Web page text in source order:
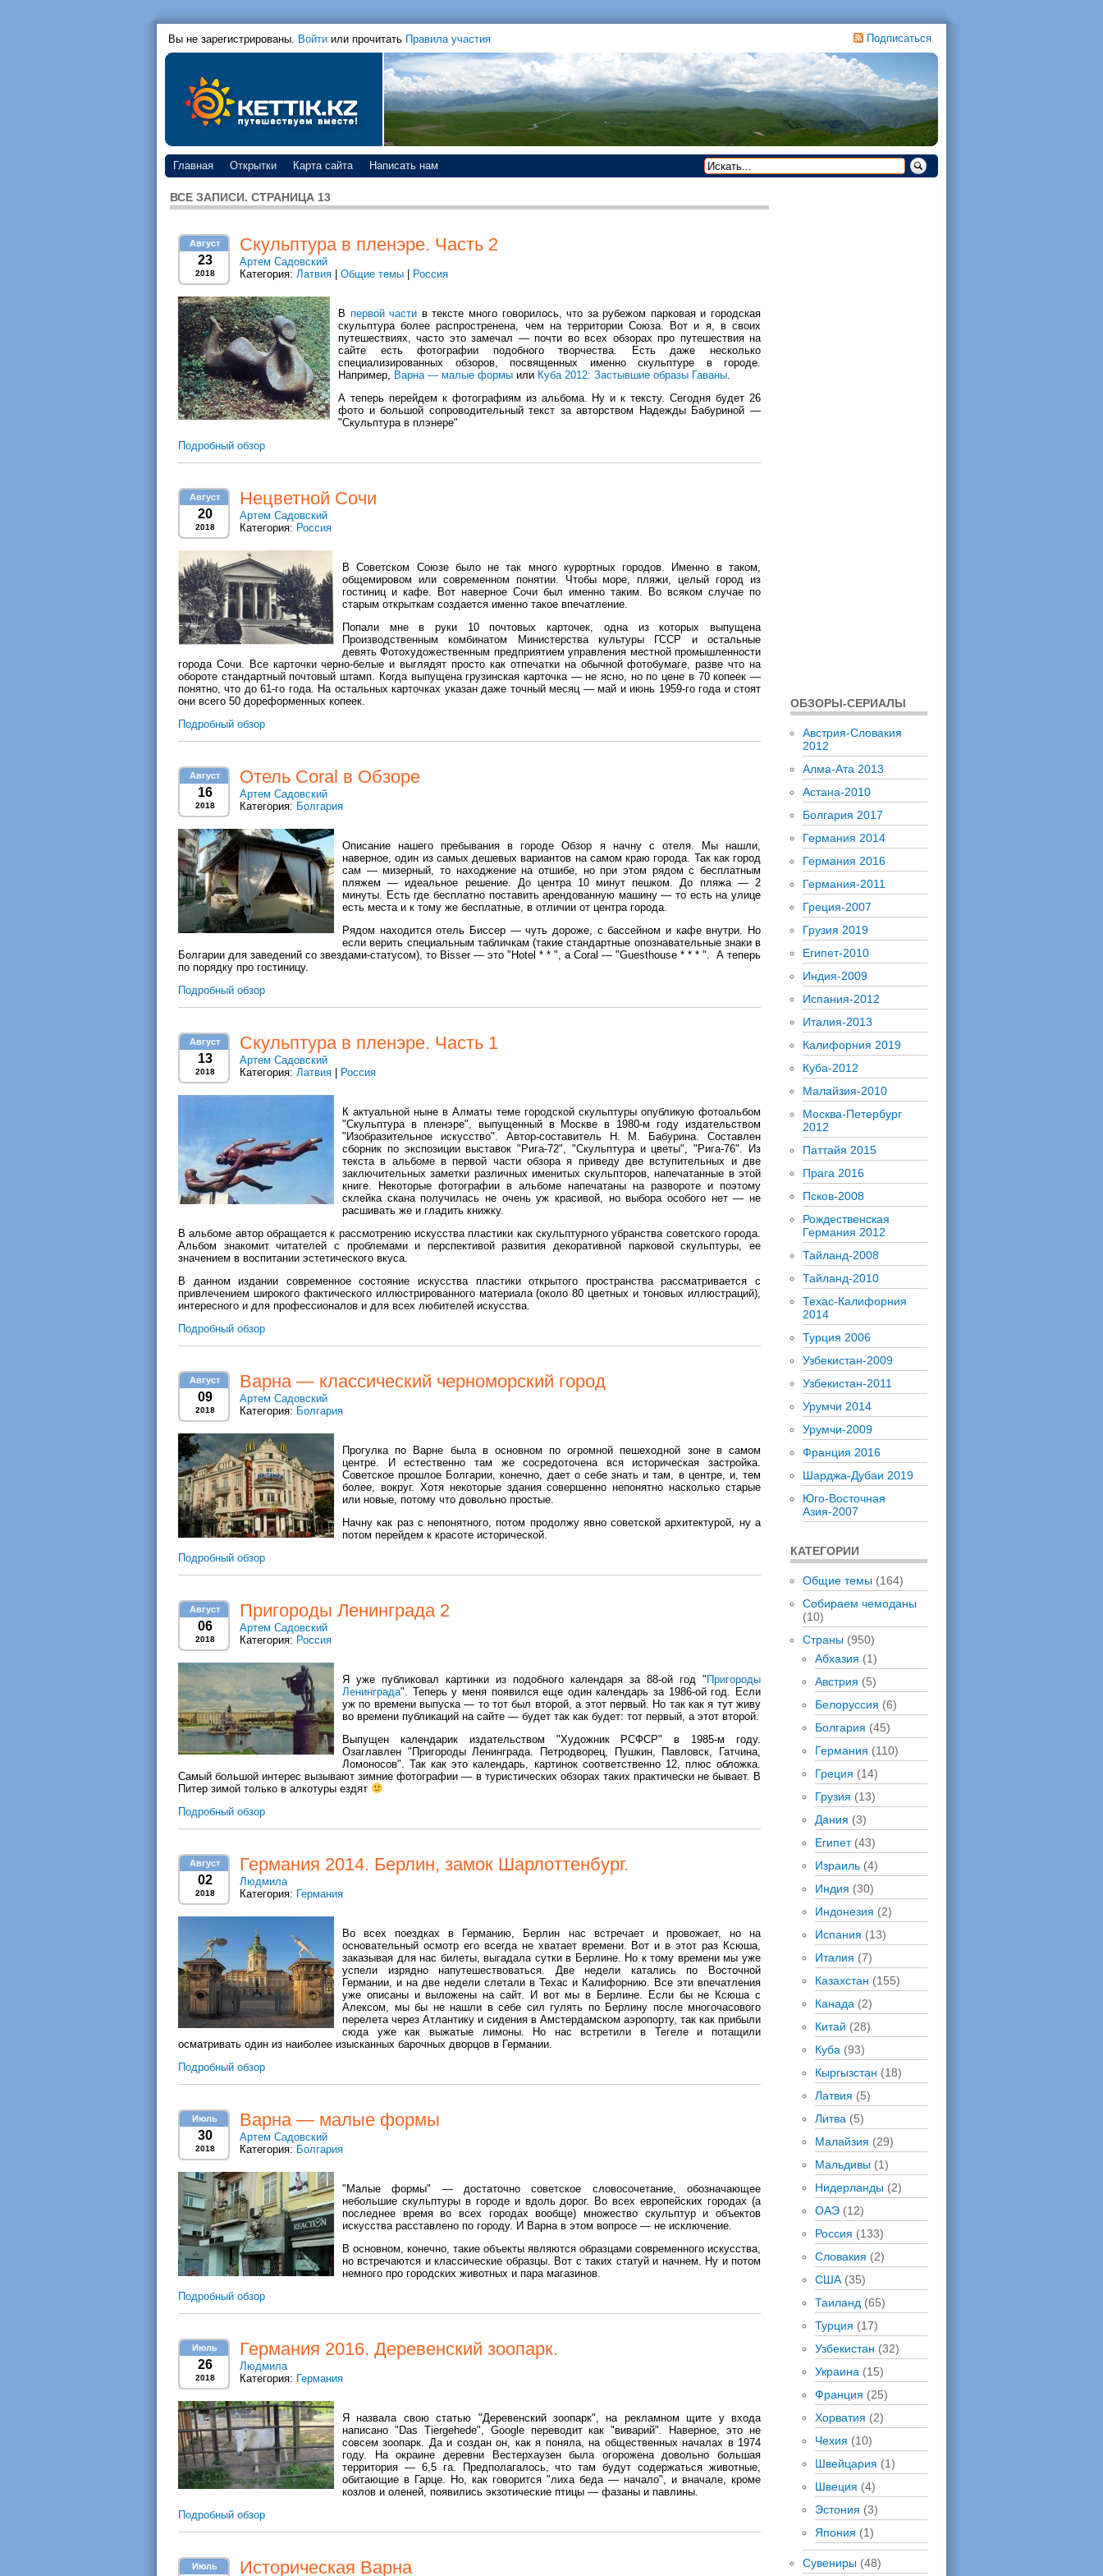
Вы не зарегистрированы. Войти или прочитать Правила участия Подписаться
Главная Открытки Карта сайта Написать нам
ВСЕ ЗАПИСИ. СТРАНИЦА 13
Август
23
2018
Скульптура в пленэре. Часть 2
Артем Садовский
Категория: Латвия Общие темы Россия
В первой части в тексте много говорилось, что за рубежом парковая и городская
скульптура более распростренена, чем на территории Союза. Вот и я, в своих
путешествиях, часто это замечал — почти во всех обзорах про путешествия на
сайте есть фотографии подобного творчества. Есть даже несколько
специализированных обзоров, посвященных именно скульптуре в городе.
Например, Варна — малые формы или Куба 2012: Застывшие образы Гаваны.
А теперь перейдем к фотографиям из альбома. Ну и к тексту. Сегодня будет 26
фото и большой сопроводительный текст за авторством Надежды Бабуриной —
"Скульптура в плэнере"
Подробный обзор
Август
20
2018
Нецветной Сочи
Артем Садовский
Категория: Россия
В Советском Союзе было не так много курортных городов. Именно в таком,
общемировом или современном понятии. Чтобы море, пляжи, целый город из
гостиниц и кафе. Вот наверное Сочи был именно таким. Во всяком случае по
старым открыткам создается именно такое впечатление.
Попали мне в руки 10 почтовых карточек, одна из которых выпущена
Производственным комбинатом Министерства культуры ГССР и остальные
девять Фотохудожественным предприятием управления местной промышленности
города Сочи. Все карточки черно-белые и выглядят просто как отпечатки на обычной фотобумаге, разве что на
обороте стандартный почтовый штамп. Когда выпущена грузинская карточка — не ясно, но по цене в 70 копеек —
понятно, что до 61-го года. На остальных карточках указан даже точный месяц — май и июнь 1959-го года и стоят
они всего 50 дореформенных копеек.
Подробный обзор
Август
16
2018
Отель Coral в Обзоре
Артем Садовский
Категория: Болгария
Описание нашего пребывания в городе Обзор я начну с отеля. Мы нашли,
наверное, один из самых дешевых вариантов на самом краю города. Так как город
сам — мизерный, то находжение на отшибе, но при этом рядом с бесплатным
пляжем — идеальное решение. До центра 10 минут пешком. До пляжа — 2
минуты. Есть где бесплатно поставить арендованную машину — то есть на улице
есть места и к тому же бесплатные, в отличии от центра города.
Рядом находится отель Биссер — чуть дороже, с бассейном и кафе внутри. Но
если верить специальным табличкам (такие стандартные опознавательные знаки в
Болгарии для заведений со звездами-статусом), то Bisser — это "Hotel * * ", а Coral — "Guesthouse * * * ". А теперь
по порядку про гостиницу.
Подробный обзор
Август
13
2018
Скульптура в пленэре. Часть 1
Артем Садовский
Категория: Латвия Россия
К актуальной ныне в Алматы теме городской скульптуры опубликую фотоальбом
"Скульптура в пленэре", выпущенный в Москве в 1980-м году издательством
"Изобразительное искусство". Автор-составитель Н. М. Бабурина. Составлен
сборник по экспозиции выставок "Рига-72", "Скульптура и цветы", "Рига-76". Из
текста в альбоме в первой части обзора я приведу две вступительных и две
заключительных заметки различных именитых скульпторов, напечатанные в этой
книге. Некоторые фотографии в альбоме напечатаны на развороте и поэтому
склейка скана получилась не очень уж красивой, но выбора особого нет — не
расшивать же и гладить книжку.
В альбоме автор обращается к рассмотрению искусства пластики как скульптурного убранства советского города.
Альбом знакомит читателей с проблемами и перспективой развития декоративной парковой скульптуры, ее
значением в воспитании эстетического вкуса.
В данном издании современное состояние искусства пластики открытого пространства рассматривается с
привлечением широкого фактического иллюстрированного материала (около 80 цветных и тоновых иллюстраций),
интересного и для профессионалов и для всех любителей искусства.
Подробный обзор
Август
09
2018
Варна — классический черноморский город
Артем Садовский
Категория: Болгария
Прогулка по Варне была в основном по огромной пешеходной зоне в самом
центре. И естественно там же сосредоточена вся историческая застройка.
Советское прошлое Болгарии, конечно, дает о себе знать и там, в центре, и, тем
более, вокруг. Хотя некоторые здания совершенно непонятно насколько старые
или новые, потому что довольно простые.
Начну как раз с непонятного, потом продолжу явно советской архитектурой, ну а
потом перейдем к красоте исторической.
Подробный обзор
Август
06
2018
Пригороды Ленинграда 2
Артем Садовский
Категория: Россия
Я уже публиковал картинки из подобного календаря за 88-ой год " Пригороды
Ленинграда". Теперь у меня появился еще один календарь за 1986-ой год. Если
уж по времени выпуска — то тот был второй, а этот первый. Но так как я тут живу
во времени публикаций на сайте — будет так как будет: тот первый, а этот второй.
Выпущен календарик издательством "Художник РСФСР" в 1985-м году.
Озаглавлен "Пригороды Ленинграда. Петродворец, Пушкин, Павловск, Гатчина,
Ломоносов". Так как это календарь, картинок соответственно 12, плюс обложка.
Самый большой интерес вызывают зимние фотографии — в туристических обзорах таких практически не бывает. В
Питер зимой только в алкотуры ездят
Подробный обзор
Август
02
2018
Германия 2014. Берлин, замок Шарлоттенбург.
Людмила
Категория: Германия
Во всех поездках в Германию, Берлин нас встречает и провожает, но на
основательный осмотр его всегда не хватает времени. Вот и в этот раз Ксюша,
заказывая для нас билеты, выгадала сутки в Берлине. Но к тому времени мы уже
успели изрядно напутешествоваться. Две недели катались по Восточной
Германии, и на две недели слетали в Техас и Калифорнию. Все эти впечатления
уже описаны и выложены на сайт. И вот мы в Берлине. Если бы не Ксюша с
Алексом, мы бы не нашли в себе сил гулять по Берлину после многочасового
перелета через Атлантику и сидения в Амстердамском аэропорту, так как прибыли
сюда уже как выжатые лимоны. Но нас встретили в Тегеле и потащили
осматривать один из наиболее изысканных барочных дворцов в Германии.
Подробный обзор
Июль
30
2018
Варна — малые формы
Артем Садовский
Категория: Болгария
"Малые формы" — достаточно советское словосочетание, обозначающее
небольшие скульптуры в городе и вдоль дорог. Во всех европейских городах (а
последнее время во всех городах вообще) множество скульптур и объектов
искусства расставлено по городу. И Варна в этом вопросе — не исключение.
В основном, конечно, такие объекты являются образцами современного искусства,
но встречаются и классические образцы. Вот с таких статуй и начнем. Ну и потом
немного про городских животных и пара магазинов.
Подробный обзор
Июль
26
2018
Германия 2016. Деревенский зоопарк.
Людмила
Категория: Германия
Я назвала свою статью "Деревенский зоопарк", на рекламном щите у входа
написано "Das Tiergehede", Google переводит как "виварий". Наверное, это не
совсем зоопарк. Да и создан он, как я поняла, на общественных началах в 1974
году. На окраине деревни Вестерхаузен была огорожена довольно большая
территория — 6,5 га. Предполагалось, что там будут содержаться животные,
обитающие в Гарце. Но, как говорится "лиха беда — начало", и вначале, кроме
козлов и оленей, появились экзотические птицы — фазаны и павлины.
Подробный обзор
Июль Историческая Варна
ОБЗОРЫ-СЕРИАЛЫ
Австрия-Словакия
2012
Алма-Ата 2013
Астана-2010
Болгария 2017
Германия 2014
Германия 2016
Германия-2011
Греция-2007
Грузия 2019
Египет-2010
Индия-2009
Испания-2012
Италия-2013
Калифорния 2019
Куба-2012
Малайзия-2010
Москва-Петербург
2012
Паттайя 2015
Прага 2016
Псков-2008
Рождественская
Германия 2012
Тайланд-2008
Тайланд-2010
Техас-Калифорния
2014
Турция 2006
Узбекистан-2009
Узбекистан-2011
Урумчи 2014
Урумчи-2009
Франция 2016
Шарджа-Дубаи 2019
Юго-Восточная
Азия-2007
КАТЕГОРИИ
Общие темы (164)
Собираем чемоданы
(10)
Страны (950)
Абхазия (1)
Австрия (5)
Белоруссия (6)
Болгария (45)
Германия (110)
Греция (14)
Грузия (13)
Дания (3)
Египет(43)
Израиль (4)
Индия (30)
Индонезия (2)
Испания (13)
Италия (7)
Казахстан (155)
Канада (2)
Китай (28)
Куба (93)
Кыргызстан (18)
Латвия (5)
Литва (5)
Малайзия (29)
Мальдивы (1)
Нидерланды (2)
ОАЭ (12)
Россия (133)
Словакия (2)
США (35)
Таиланд (65)
Турция (17)
Узбекистан (32)
Украина (15)
Франция (25)
Хорватия (2)
Чехия (10)
Швейцария (1)
Швеция (4)
Эстония (3)
Япония (1)
Сувениры (48)